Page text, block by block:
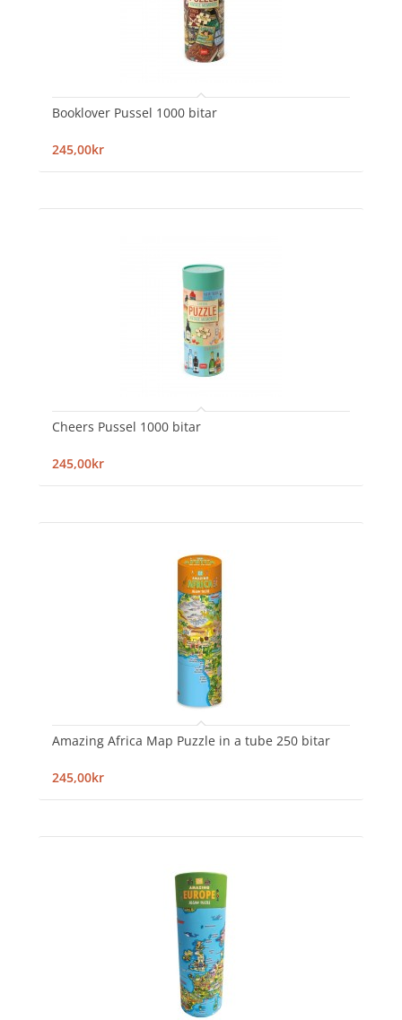
Booklover Pussel 1000 bitar
245,00kr
Cheers Pussel 1000 bitar
245,00kr
Amazing Africa Map Puzzle in a tube 250 bitar
245,00kr